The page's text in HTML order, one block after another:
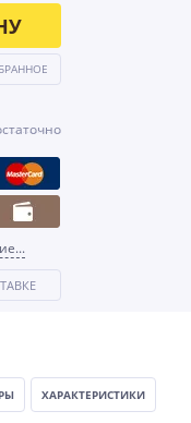
ХАРАКТЕРИСТИКИ